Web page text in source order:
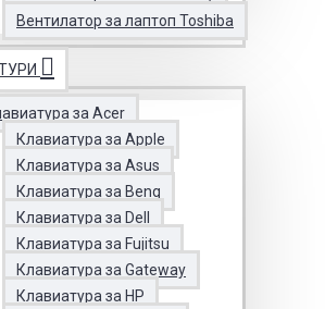
Вентилатор за лаптоп Toshiba
за Acer
Клавиатура за Apple
Клавиатура за Asus
Клавиатура за Benq
Клавиатура за Dell
Клавиатура за Fujitsu
Клавиатура за Gateway
Клавиатура за HP